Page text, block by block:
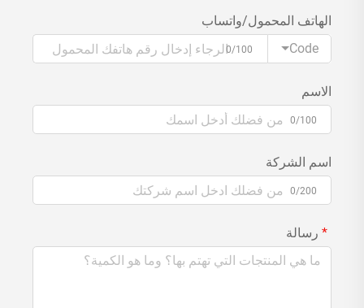
الهاتف المحمول/واتساب
Code
0/100
الاسم
0/100
اسم الشركة
0/200
رسالة